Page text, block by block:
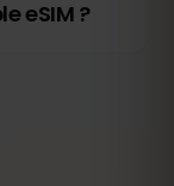
eSIM ?